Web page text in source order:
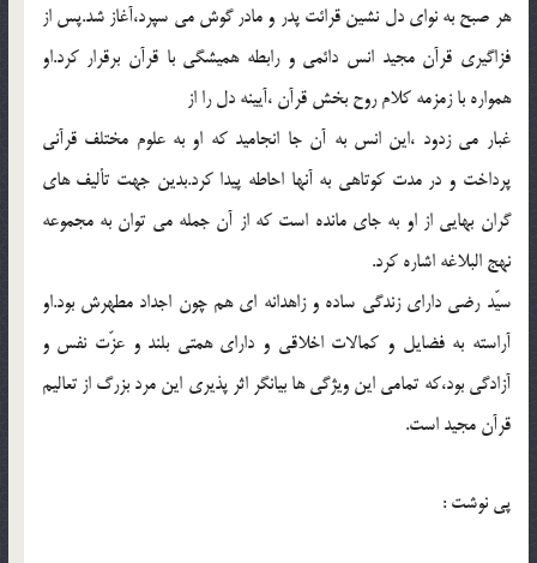
هر صبح به نواي دل نشين قرائت پدر و مادر گوش مي سپرد،آغاز شد.پس از
فزاگيري قرآن مجيد انس دائمي و رابطه هميشگي با قرآن برقرار کرد.او
همواره با زمزمه کلام روح بخش قرآن ،آيينه دل را از
غبار مي زدود ،اين انس به آن جا انجاميد که او به علوم مختلف قرآني
پرداخت و در مدت کوتاهي به آنها احاطه پيدا کرد.بدين جهت تأليف هاي
گران بهايي از او به جاي مانده است که از آن جمله مي توان به مجموعه
نهج البلاغه اشاره کرد.
سيّد رضي داراي زندگي ساده و زاهدانه اي هم چون اجداد مطهرش بود.او
آراسته به فضايل و کمالات اخلاقي و داراي همتي بلند و عزّت نفس و
آزادگي بود،که تمامي اين ويژگي ها بيانگر اثر پذيري اين مرد بزرگ از تعاليم
قرآن مجيد است.
پي نوشت :